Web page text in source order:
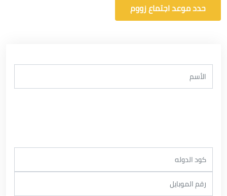
حدد موعد اجتماع زووم